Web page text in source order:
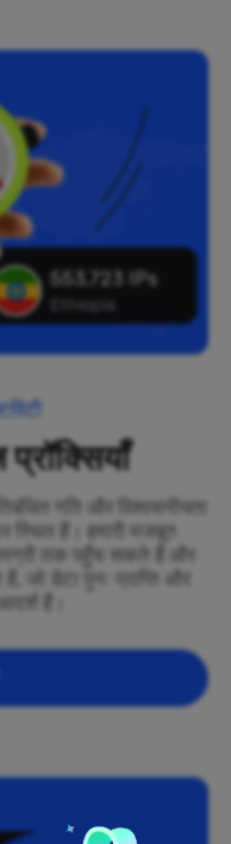
553,723 IPs
Ethiopia
गति और विश्वसनीयता
हैं। हमारी मजबूत
तक पहुँच सकते हैं और
जो डेटा पुनः प्राप्ति और
हैं।